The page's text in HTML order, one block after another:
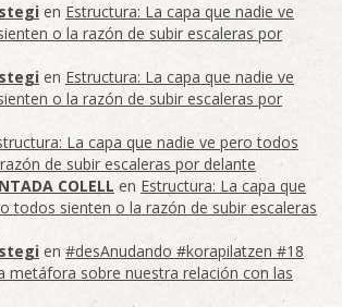
en Estructura: La capa que nadie ve
o la razón de subir escaleras por
en Estructura: La capa que nadie ve
o la razón de subir escaleras por
La capa que nadie ve pero todos
de subir escaleras por delante
COLELL en Estructura: La capa que
todos sienten o la razón de subir escaleras
en #desAnudando #korapilatzen #18
metáfora sobre nuestra relación con las